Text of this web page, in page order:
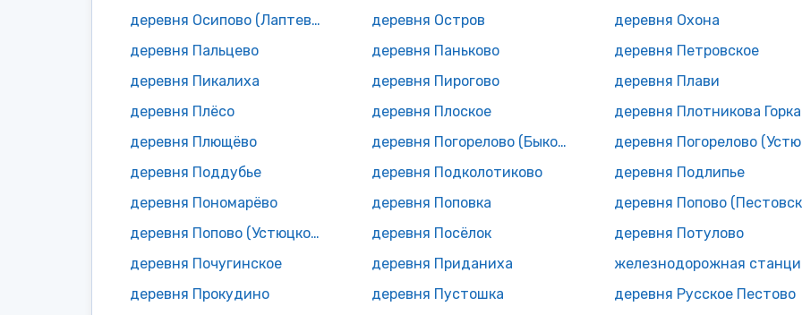
деревня Осипово (Лаптевское с/п)
деревня Остров
деревня Охона
деревня Пальцево
деревня Паньково
деревня Петровское
деревня Пикалиха
деревня Пирогово
деревня Плави
деревня Плёсо
деревня Плоское
деревня Плотникова Горка
деревня Плющёво
деревня Погорелово (Быковское с/п)
деревня Поддубье
деревня Подколотиково
деревня Подлипье
деревня Пономарёво
деревня Поповка
деревня Попово (Устюцкое с/п)
деревня Посёлок
деревня Потулово
деревня Почугинское
деревня Приданиха
деревня Прокудино
деревня Пустошка
деревня Русское Пестово